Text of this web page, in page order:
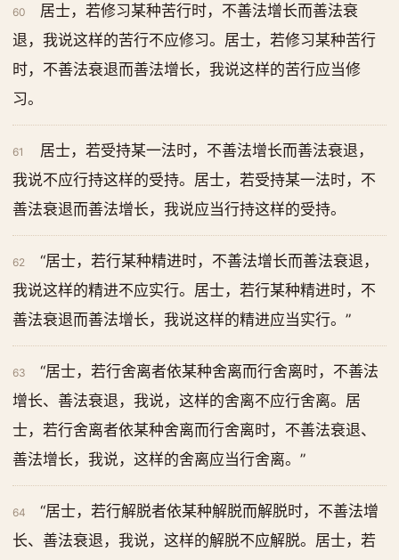
60
居士，若修习某种苦行时，不善法增长而善法衰
退，我说这样的苦行不应修习。居士，若修习某种苦行
时，不善法衰退而善法增长，我说这样的苦行应当修
习。
61
居士，若受持某一法时，不善法增长而善法衰退，
我说不应行持这样的受持。居士，若受持某一法时，不
善法衰退而善法增长，我说应当行持这样的受持。
62
“居士，若行某种精进时，不善法增长而善法衰退，
我说这样的精进不应实行。居士，若行某种精进时，不
善法衰退而善法增长，我说这样的精进应当实行。”
63
“居士，若行舍离者依某种舍离而行舍离时，不善法
增长、善法衰退，我说，这样的舍离不应行舍离。居
士，若行舍离者依某种舍离而行舍离时，不善法衰退、
善法增长，我说，这样的舍离应当行舍离。”
64
“居士，若行解脱者依某种解脱而解脱时，不善法增
长、善法衰退，我说，这样的解脱不应解脱。居士，若